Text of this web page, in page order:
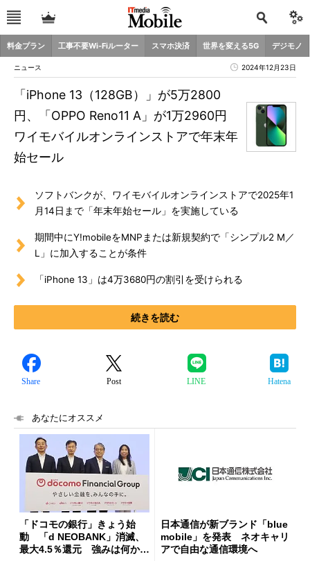
料金プラン 工事不要Wi-Fiルーター スマホ決済 世界を変える5G デジモノ
ニュース 2024年12月23日
「iPhone 13（128GB）」が5万2800
円、「OPPO Reno11 A」が1万2960円
ワイモバイルオンラインストアで年末年
始セール
ソフトバンクが、ワイモバイルオンラインストアで2025年1
月14日まで「年末年始セール」を実施している
期間中にY!mobileをMNPまたは新規契約で「シンプル2 M／
L」に加入することが条件
「iPhone 13」は4万3680円の割引を受けられる
続きを読む
Share Post LINE Hatena
あなたにオススメ
「ドコモの銀行」きょう始
動 「d NEOBANK」消滅、
最大4.5％還元 強みは何か解
日本通信が新ブランド「blue
mobile」を発表 ネオキャリ
アで自由な通信環境へ